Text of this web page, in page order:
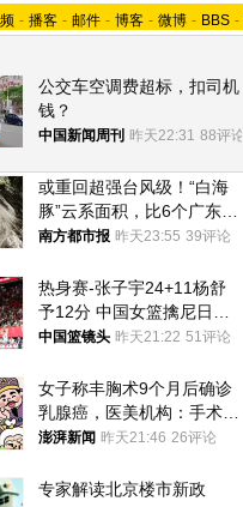
- 播客 - 邮件 - 博客 - 微博 - BBS -
公交车空调费超标，扣司机
钱？
中国新闻周刊 昨天22:31 88评论
或重回超强台风级！“白海
豚”云系面积，比6个广东还
大！深圳官方：注意这件事
南方都市报 昨天23:55 39评论
热身赛-张子宇24+11杨舒
予12分 中国女篮擒尼日利
亚
中国篮镜头 昨天21:22 51评论
女子称丰胸术9个月后确诊
乳腺癌，医美机构：手术不
可能引发癌症，建议走司法
澎湃新闻 昨天21:46 26评论
专家解读北京楼市新政